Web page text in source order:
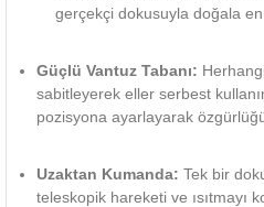
gerçekçi dokusuyla doğala en
Güçlü Vantuz Tabanı:
sabitleyerek eller serbest
pozisyona ayarlayarak
Uzaktan Kumanda: Tek bir
teleskopik hareketi ve ısıtmayı